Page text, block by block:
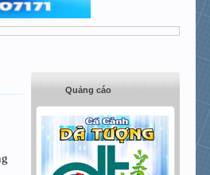
Quảng cáo